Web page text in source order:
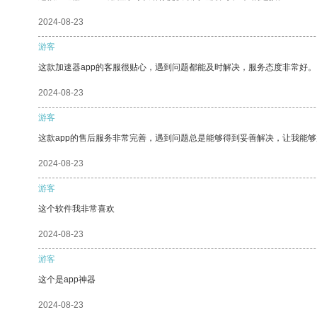
2024-08-23
游客
这款加速器app的客服很贴心，遇到问题都能及时解决，服务态度非常好。
2024-08-23
游客
这款app的售后服务非常完善，遇到问题总是能够得到妥善解决，让我能够
2024-08-23
游客
这个软件我非常喜欢
2024-08-23
游客
这个是app神器
2024-08-23